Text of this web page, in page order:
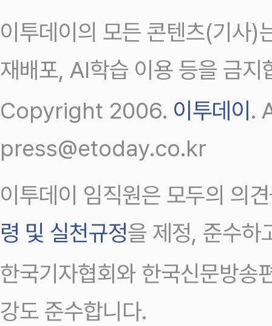
이투데이의 모든 콘텐츠(기사)
재배포, AI학습 이용 등을 금지
Copyright 2006. 이투데이 .
press@etoday.co.kr
이투데이 임직원은 모두의 의
령 및 실천규정을 제정, 준수하
한국기자협회와 한국신문방송
강도 준수합니다.